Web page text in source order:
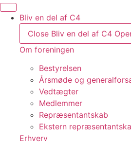
Bliv en del af C4
Close Bliv en del af C4
Om foreningen
Bestyrelsen
Årsmøde og
Vedtægter
Medlemmer
Repræsentantskab
Ekstern
Erhverv